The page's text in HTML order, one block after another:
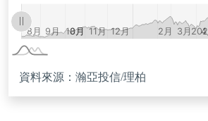
資料來源：瀚亞投信/理柏